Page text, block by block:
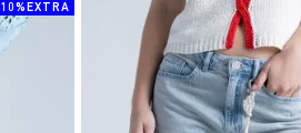
10%EXTRA